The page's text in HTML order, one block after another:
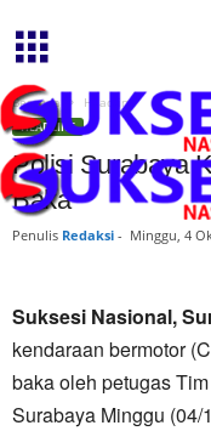
Beranda Headline
HEADLINE
Polisi Surabaya
Baka
Penulis Redaksi - Minggu, 4
Suksesi Nasional,
kendaraan bermotor
baka oleh petugas
Surabaya Minggu